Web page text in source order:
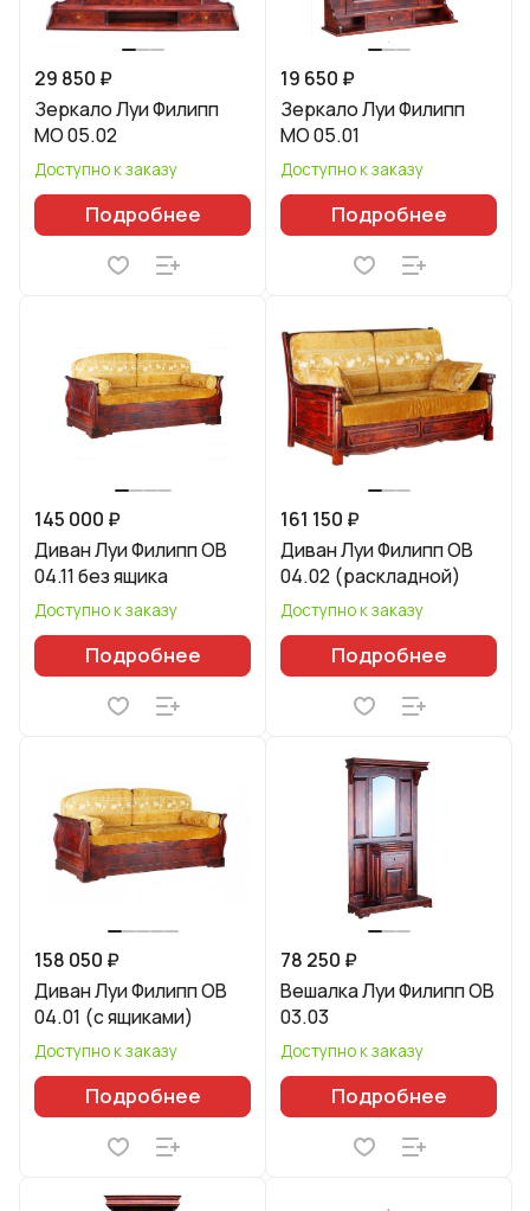
29 850 ₽
Зеркало Луи Филипп
МО 05.02
Доступно к заказу
Подробнее
19 650 ₽
Зеркало Луи Филипп
МО 05.01
Доступно к заказу
Подробнее
145 000 ₽
Диван Луи Филипп ОВ
04.11 без ящика
Доступно к заказу
Подробнее
161 150 ₽
Диван Луи Филипп ОВ
04.02 (раскладной)
Доступно к заказу
Подробнее
158 050 ₽
Диван Луи Филипп ОВ
04.01 (с ящиками)
Доступно к заказу
Подробнее
78 250 ₽
Вешалка Луи Филипп ОВ
03.03
Доступно к заказу
Подробнее